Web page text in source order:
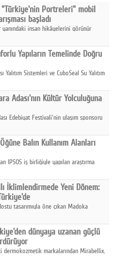
"Türkiye'nin Portreleri" mobil
başladı
insan hikâyelerini görünür
yaşamını portre fotoğraflarıyla
Yapıların Temelinde Doğru
Yalıtım Sistemleri ve CuboSeal Su Yalıtım
sunuyor.
Adası'nın Kültür Yolculuğuna
Edebiyat Festivali'nin ulaşım sponsoru
Balın Kullanım Alanları
IPSOS iş birliğiyle yapılan araştırma
tercih ettiğini ortaya koyuyor.
İklimlendirmede Yeni Dönem:
tasarımıyla öne çıkan Madoka
Plus Türkiye'de satışa sunuldu.
dünyaya uzanan güçlü
markalarından Mirabellix,